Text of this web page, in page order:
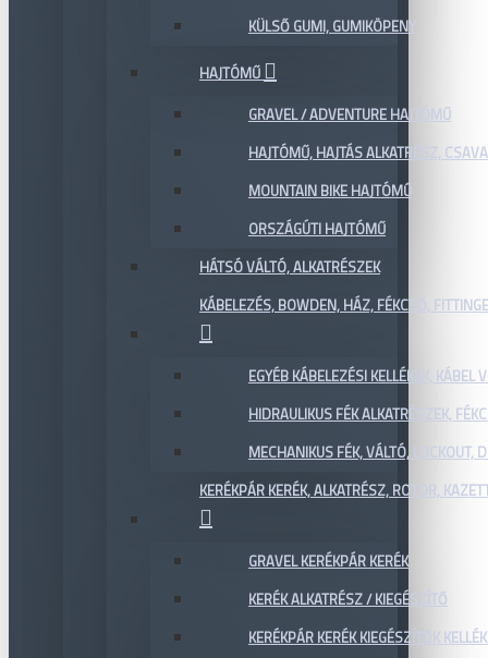
KÜLSŐ GUMI, GUMIKÖPENY
HAJTÓMŰ
GRAVEL / ADVENTURE HAJTÓMŰ
HAJTÓMŰ, HAJTÁS ALKATRÉSZ,
MOUNTAIN BIKE HAJTÓMŰ
ORSZÁGÚTI HAJTÓMŰ
HÁTSÓ VÁLTÓ, ALKATRÉSZEK
KÁBELEZÉS, BOWDEN, HÁZ, FÉKCSŐ,
EGYÉB KÁBELEZÉSI KELLÉKEK,
HIDRAULIKUS FÉK ALKATRÉSZEK,
MECHANIKUS FÉK, VÁLTÓ, LOCKOUT,
KERÉKPÁR KERÉK, ALKATRÉSZ, ROTOR,
GRAVEL KERÉKPÁR KERÉK
KERÉK ALKATRÉSZ / KIEGÉSZÍTŐ
KERÉKPÁR KERÉK KIEGÉSZÍTŐK